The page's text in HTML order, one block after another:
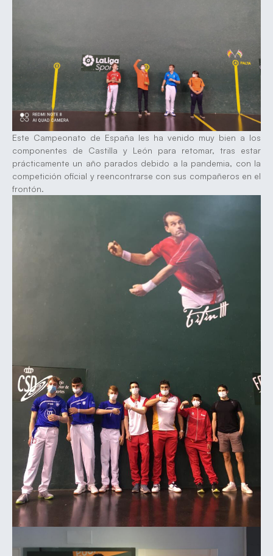
Este Campeonato de España les ha venido muy bien a los
componentes de Castilla y León para retomar, tras estar
prácticamente un año parados debido a la pandemia, con la
competición oficial y reencontrarse con sus compañeros en el
frontón.